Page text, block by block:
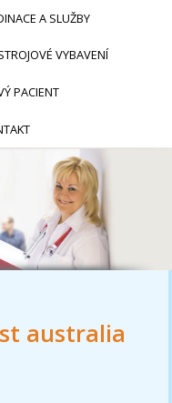
australia
A SLUŽBY
VYBAVENÍ
PACIENT